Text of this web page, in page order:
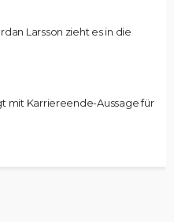
Larsson zieht es in die
mit Karriereende-Aussage für